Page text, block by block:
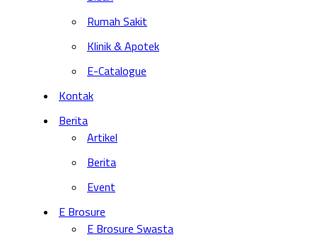
Rumah Sakit
Klinik & Apotek
E-Catalogue
Kontak
Berita
Artikel
Berita
Event
E Brosure
E Brosure Swasta